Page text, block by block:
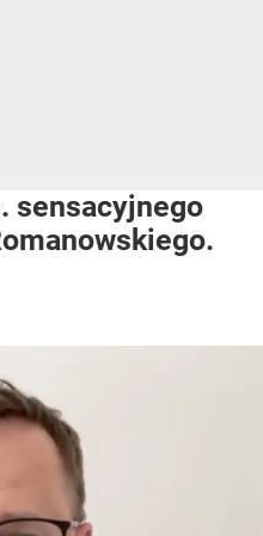
sensacyjnego